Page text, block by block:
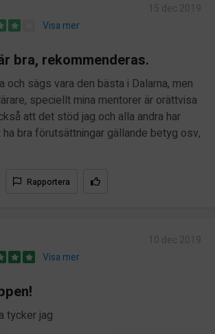
Visa mer
bra, rekommenderas.
och sägs vara den bästa i Dalarna, men
speciellt mina mentorer är orättvisa
att det stöd jag och alla andra har
bra förutsättningar gällande betyg osv,
Rapportera
Visa mer
tycker jag